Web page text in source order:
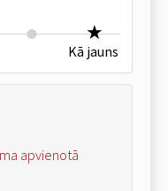
Kā jauns
apvienotā